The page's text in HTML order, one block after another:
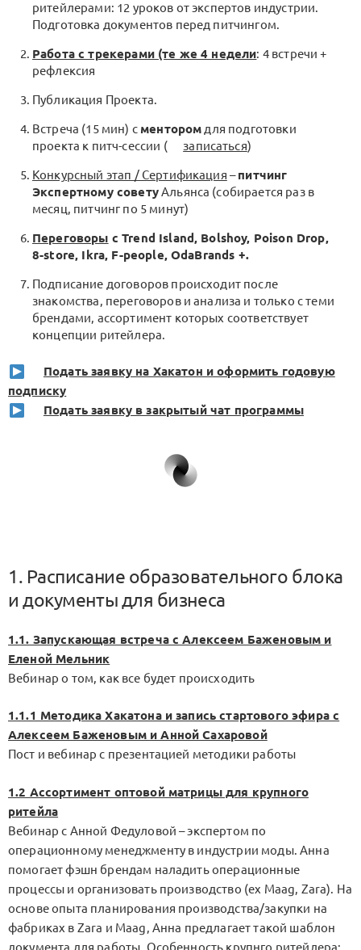
ритейлерами: 12 уроков от экспертов индустрии.
Подготовка документов перед питчингом.
Работа с трекерами (те же 4 недели: 4 встречи +
рефлексия
Публикация Проекта.
Встреча (15 мин) с ментором для подготовки
проекта к питч-сессии (
записаться)
Конкурсный этап / Сертификация –питчинг
Экспертному советуАльянса (собирается раз в
месяц, питчинг по 5 минут)
Переговоры с Trend Island, Bolshoy, Poison Drop,
8-store, Ikra, F-people, OdaBrands +.
Подписание договоров происходит после
знакомства, переговоров и анализа и только с теми
брендами, ассортимент которых соответствует
концепции ритейлера.
Подать заявку на Хакатон и оформить годовую
подписку
Подать заявку в закрытый чат программы
1. Расписание образовательного блока
и документы для бизнеса
1.1. Запускающая встреча с Алексеем Баженовым и
Еленой Мельник
Вебинар о том, как все будет происходить
1.1.1 Методика Хакатона и запись стартового эфира с
Алексеем Баженовым и Анной Сахаровой
Пост и вебинар с презентацией методики работы
1.2 Ассортимент оптовой матрицы для крупного
ритейла
Вебинар с Анной Федуловой – экспертом по
операционному менеджменту в индустрии моды. Анна
помогает фэшн брендам наладить операционные
процессы и организовать производство (ex Maag, Zara). На
основе опыта планирования производства/закупки на
фабриках в Zara и Maag, Анна предлагает такой шаблон
документа для работы. Особенность крупнго ритейлера: